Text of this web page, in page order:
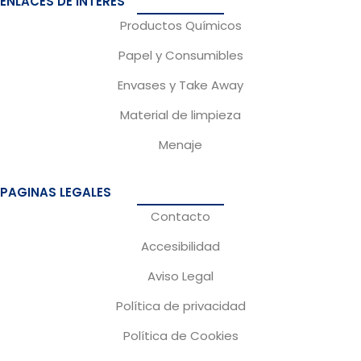
b
o
o
k
a
g
a
m
Productos Químicos
Papel y Consumibles
Envases y Take Away
Material de limpieza
Menaje
PAGINAS LEGALES
Contacto
Accesibilidad
Aviso Legal
Política de privacidad
Política de Cookies